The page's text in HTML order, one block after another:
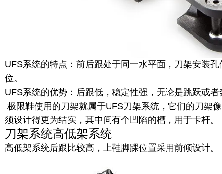
UFS系统的特点：前后跟处于同一水平面，刀架安装
位。
UFS系统的优势：后跟低，稳定性强，无论是跳跃或
极限鞋使用的刀架就属于UFS刀架系统，它们的刀架
须设计得更为结实，其中间有个凹陷的槽，用于卡杆。
刀架系统高低架系统
高低架系统后跟比较高，上鞋脚踝位置采用前倾设计。